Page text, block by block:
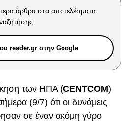
άρθρα στα αποτελέσματα
reader.gr στην Google
των ΗΠΑ (CENTCOM)
(9/7) ότι οι δυνάμεις
σε έναν ακόμη γύρο